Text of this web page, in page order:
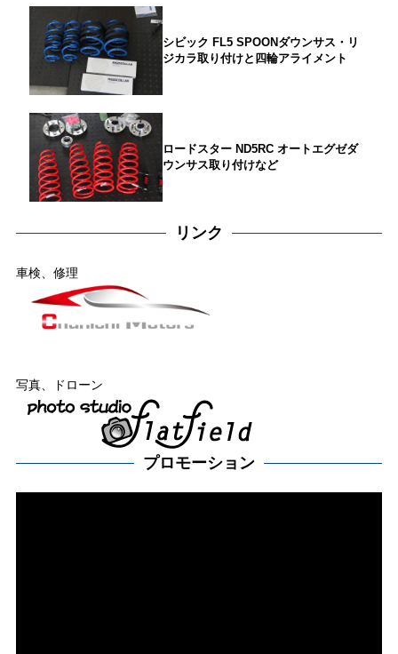
シビック FL5 SPOONダウンサス・リ
ジカラ取り付けと四輪アライメント
ロードスター ND5RC オートエグゼダ
ウンサス取り付けなど
リンク
車検、修理
写真、ドローン
プロモーション